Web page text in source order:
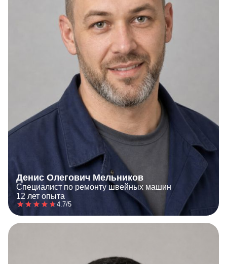
Денис Олегович Мельников
Специалист по ремонту швейных машин
12 лет опыта
4.7/5